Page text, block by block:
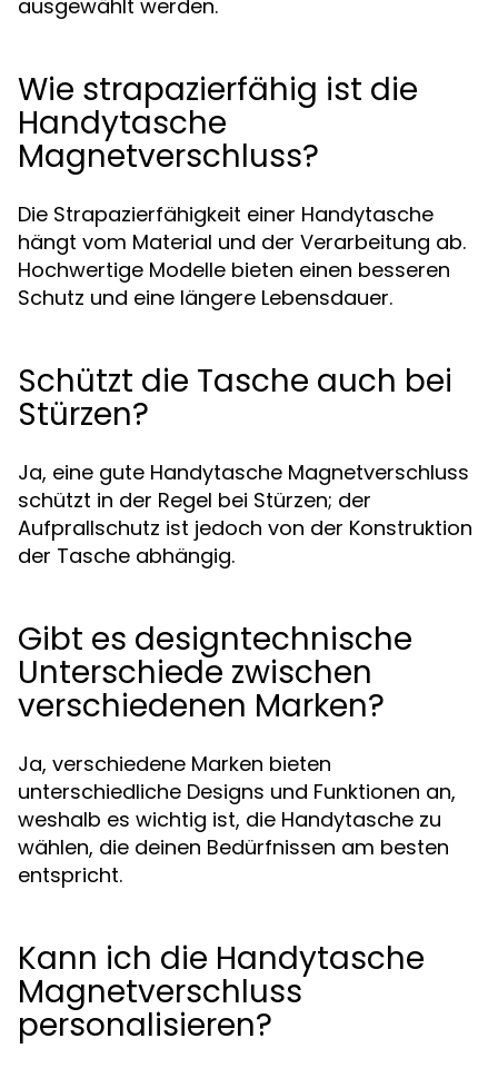
ausgewählt werden.
Wie strapazierfähig ist die
Handytasche
Magnetverschluss?
Die Strapazierfähigkeit einer Handytasche
hängt vom Material und der Verarbeitung ab.
Hochwertige Modelle bieten einen besseren
Schutz und eine längere Lebensdauer.
Schützt die Tasche auch bei
Stürzen?
Ja, eine gute Handytasche Magnetverschluss
schützt in der Regel bei Stürzen; der
Aufprallschutz ist jedoch von der Konstruktion
der Tasche abhängig.
Gibt es designtechnische
Unterschiede zwischen
verschiedenen Marken?
Ja, verschiedene Marken bieten
unterschiedliche Designs und Funktionen an,
weshalb es wichtig ist, die Handytasche zu
wählen, die deinen Bedürfnissen am besten
entspricht.
Kann ich die Handytasche
Magnetverschluss
personalisieren?